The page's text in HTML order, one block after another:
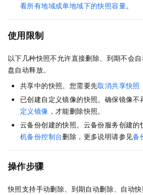
看所有地域或单地域下的快照容量。
使用限制
以下几种快照不允许直接删除、到期不会
盘自动释放。
共享中的快照。您需要先取消共享快照
已创建自定义镜像的快照。确保镜像不
定义镜像 ，才能删除快照。
云备份创建的快照。云备份服务创建的
机备份控制台删除，更多说明请参见备
操作步骤
快照支持手动删除、到期自动删除、自动